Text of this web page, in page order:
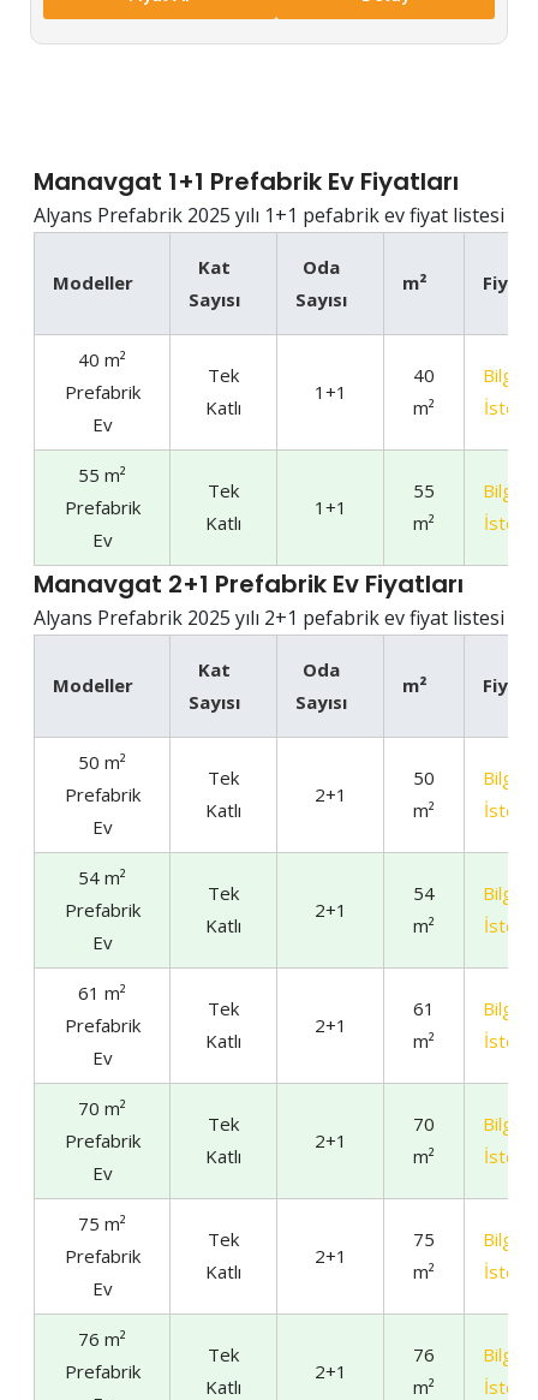
Manavgat 1+1 Prefabrik Ev Fiyatları
Alyans Prefabrik 2025 yılı 1+1 pefabrik ev fiyat listesi
Modeller
Kat
Sayısı
Oda
Sayısı
m² Fiyat
40 m²
Prefabrik
Ev
Tek
Katlı
1+1
40
m²
Bilgi
İste
55 m²
Prefabrik
Ev
Tek
Katlı
1+1
55
m²
Bilgi
İste
Manavgat 2+1 Prefabrik Ev Fiyatları
Alyans Prefabrik 2025 yılı 2+1 pefabrik ev fiyat listesi
Modeller
Kat
Sayısı
Oda
Sayısı
m² Fiyat
50 m²
Prefabrik
Ev
Tek
Katlı
2+1
50
m²
Bilgi
İste
54 m²
Prefabrik
Ev
Tek
Katlı
2+1
54
m²
Bilgi
İste
61 m²
Prefabrik
Ev
Tek
Katlı
2+1
61
m²
Bilgi
İste
70 m²
Prefabrik
Ev
Tek
Katlı
2+1
70
m²
Bilgi
İste
75 m²
Prefabrik
Ev
Tek
Katlı
2+1
75
m²
Bilgi
İste
76 m²
Prefabrik
Tek
Katlı
2+1
76
m²
Bilgi
İste